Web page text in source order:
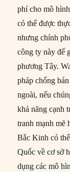
phí cho mô
có thể được
nhưng chính
công ty này để
phương Tây.
pháp chống
ngoài, nếu
khả năng cạnh
tranh mạnh mẽ
Bắc Kinh có
Quốc về cơ sở
dụng các mô